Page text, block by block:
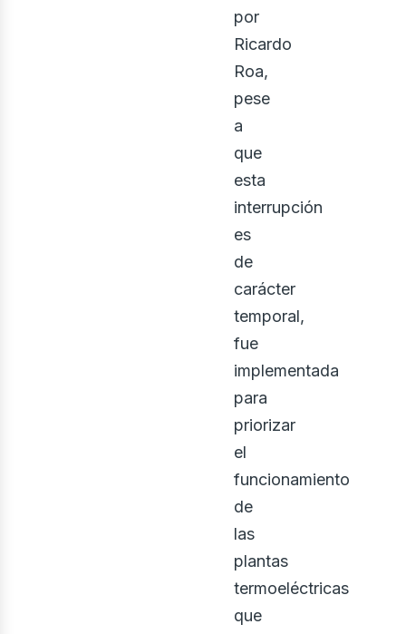
por
Ricardo
Roa,
pese
a
que
esta
interrupción
es
de
carácter
temporal,
fue
implementada
para
priorizar
el
funcionamiento
de
las
plantas
termoeléctricas
que